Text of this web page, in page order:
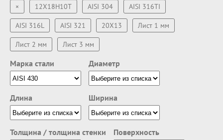
× 12Х18Н10Т AISI 304 AISI 316TI
AISI 316L AISI 321 20Х13 Лист 1 мм
Лист 2 мм Лист 3 мм
Марка стали Диаметр
Длина Ширина
Толщина / толщина стенки Поверхность